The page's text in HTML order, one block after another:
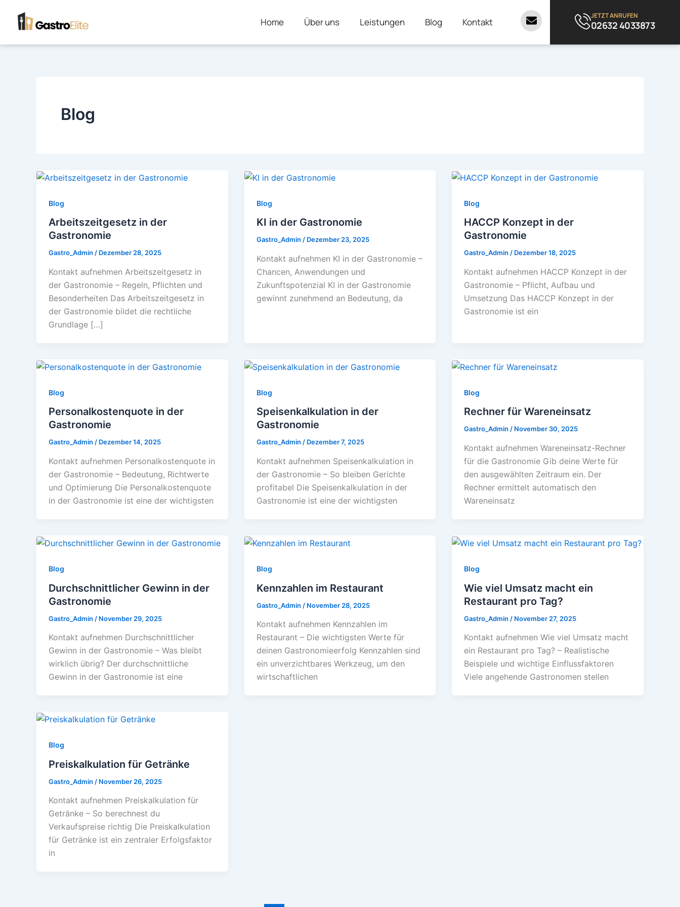
Inhalt
springen
Home Über uns Leistungen Blog Kontakt
JETZT ANRUFEN
02632 4033873
Blog
Blog
Arbeitszeitgesetz in der
Gastronomie
Gastro_Admin / Dezember 28, 2025
Kontakt aufnehmen Arbeitszeitgesetz in
der Gastronomie – Regeln, Pflichten und
Besonderheiten Das Arbeitszeitgesetz in
der Gastronomie bildet die rechtliche
Grundlage […]
Blog
KI in der Gastronomie
Gastro_Admin / Dezember 23, 2025
Kontakt aufnehmen KI in der Gastronomie –
Chancen, Anwendungen und
Zukunftspotenzial KI in der Gastronomie
gewinnt zunehmend an Bedeutung, da
Blog
HACCP Konzept in der
Gastronomie
Gastro_Admin/ Dezember 18, 2025
Kontakt aufnehmen HACCP Konzept in der
Gastronomie – Pflicht, Aufbau und
Umsetzung Das HACCP Konzept in der
Gastronomie ist ein
Blog
Personalkostenquote in der
Gastronomie
Gastro_Admin / Dezember 14, 2025
Kontakt aufnehmen Personalkostenquote in
der Gastronomie – Bedeutung, Richtwerte
und Optimierung Die Personalkostenquote
in der Gastronomie ist eine der wichtigsten
Blog
Speisenkalkulation in der
Gastronomie
Gastro_Admin / Dezember 7, 2025
Kontakt aufnehmen Speisenkalkulation in
der Gastronomie – So bleiben Gerichte
profitabel Die Speisenkalkulation in der
Gastronomie ist eine der wichtigsten
Blog
Rechner für Wareneinsatz
Gastro_Admin/ November 30, 2025
Kontakt aufnehmen Wareneinsatz-Rechner
für die Gastronomie Gib deine Werte für
den ausgewählten Zeitraum ein. Der
Rechner ermittelt automatisch den
Wareneinsatz
Blog
Durchschnittlicher Gewinn in der
Gastronomie
Gastro_Admin / November 29, 2025
Kontakt aufnehmen Durchschnittlicher
Gewinn in der Gastronomie – Was bleibt
wirklich übrig? Der durchschnittliche
Gewinn in der Gastronomie ist eine
Blog
Kennzahlen im Restaurant
Gastro_Admin / November 28, 2025
Kontakt aufnehmen Kennzahlen im
Restaurant – Die wichtigsten Werte für
deinen Gastronomieerfolg Kennzahlen sind
ein unverzichtbares Werkzeug, um den
wirtschaftlichen
Blog
Wie viel Umsatz macht ein
Restaurant pro Tag?
Gastro_Admin / November 27, 2025
Kontakt aufnehmen Wie viel Umsatz macht
ein Restaurant pro Tag? – Realistische
Beispiele und wichtige Einflussfaktoren
Viele angehende Gastronomen stellen
Blog
Preiskalkulation für Getränke
Gastro_Admin / November 26, 2025
Kontakt aufnehmen Preiskalkulation für
Getränke – So berechnest du
Verkaufspreise richtig Die Preiskalkulation
für Getränke ist ein zentraler Erfolgsfaktor
in